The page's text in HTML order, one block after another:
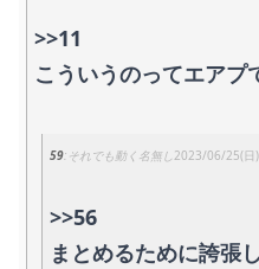
>>11
こういうのってエアプ
59 それでも動く名無し2023/06/25(日
>>56
まとめるために誇張